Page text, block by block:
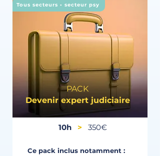
Tous secteurs • secteur psy
PACK
Devenir expert judiciaire
10h > 350€
Ce pack inclus notamment :